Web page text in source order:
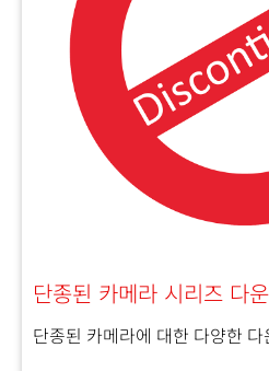
단종된 카메라 시리즈 다
단종된 카메라에 대한 다양한